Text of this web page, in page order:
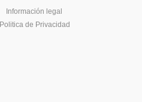
Información legal
Politica de Privacidad